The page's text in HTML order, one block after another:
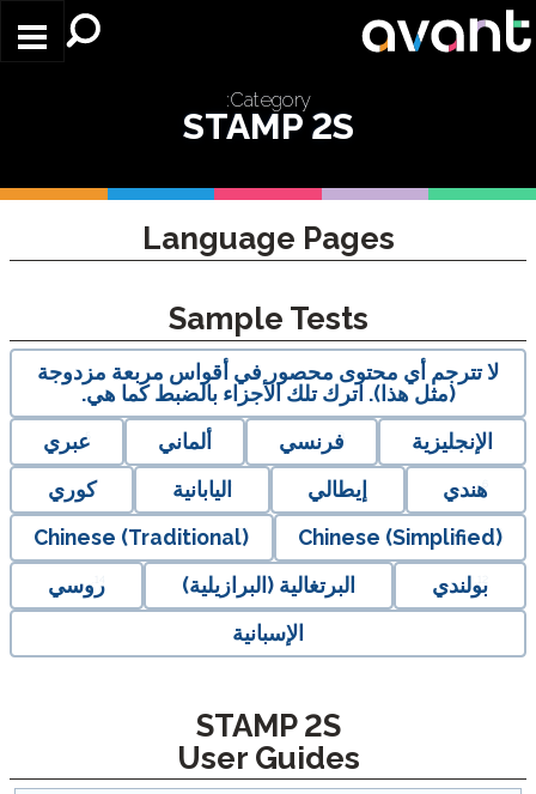
Skip to main content
Category:
STAMP 2S
Language Pages
Sample Tests
لا تترجم أي محتوى محصور في أقواس مربعة مزدوجة
(مثل هذا). اترك تلك الأجزاء بالضبط كما هي.
الإنجليزية
فرنسي ألماني
عبري
هندي
إيطالي اليابانية
كوري
Chinese (Simplified)
Chinese (Traditional)
بولندي
البرتغالية (البرازيلية)
روسي
الإسبانية
STAMP 2S
User Guides